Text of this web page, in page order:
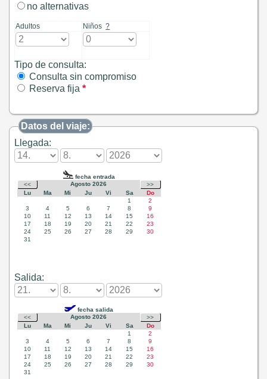
no alternativas
Adultos Niños?
Tipo de consulta:
Consulta sin compromiso
Reserva fija*
Datos del viaje:
Llegada:
Salida: